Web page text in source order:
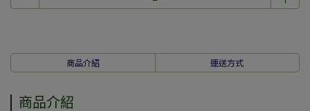
商品介紹 運送方式
商品介紹